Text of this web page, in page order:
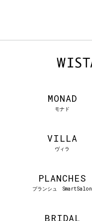
MONAD
モナド
VILLA
ヴィラ
PLANCHES
プランシュ SmartSalon
BRIDAL